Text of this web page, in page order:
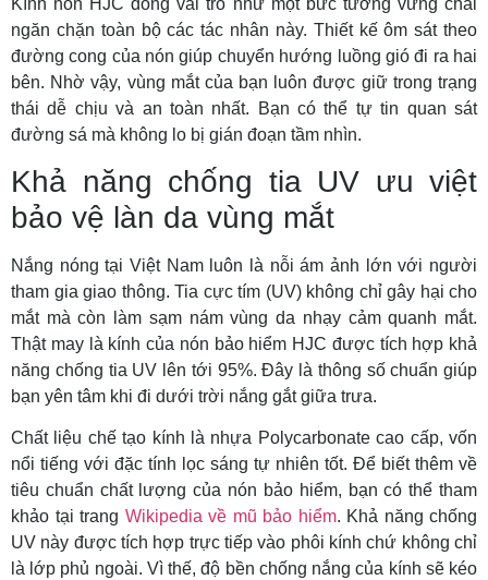
ngăn chặn toàn bộ các tác nhân này. Thiết kế ôm sát theo
đường cong của nón giúp chuyển hướng luồng gió đi ra hai
bên. Nhờ vậy, vùng mắt của bạn luôn được giữ trong trạng
thái dễ chịu và an toàn nhất. Bạn có thể tự tin quan sát
đường sá mà không lo bị gián đoạn tầm nhìn.
Khả năng chống tia UV ưu việt
bảo vệ làn da vùng mắt
Nắng nóng tại Việt Nam luôn là nỗi ám ảnh lớn với người
tham gia giao thông. Tia cực tím (UV) không chỉ gây hại cho
mắt mà còn làm sạm nám vùng da nhạy cảm quanh mắt.
Thật may là kính của nón bảo hiểm HJC được tích hợp khả
năng chống tia UV lên tới 95%. Đây là thông số chuẩn giúp
bạn yên tâm khi đi dưới trời nắng gắt giữa trưa.
Chất liệu chế tạo kính là nhựa Polycarbonate cao cấp, vốn
nổi tiếng với đặc tính lọc sáng tự nhiên tốt. Để biết thêm về
tiêu chuẩn chất lượng của nón bảo hiểm, bạn có thể tham
khảo tại trang Wikipedia về mũ bảo hiểm. Khả năng chống
UV này được tích hợp trực tiếp vào phôi kính chứ không chỉ
là lớp phủ ngoài. Vì thế, độ bền chống nắng của kính sẽ kéo